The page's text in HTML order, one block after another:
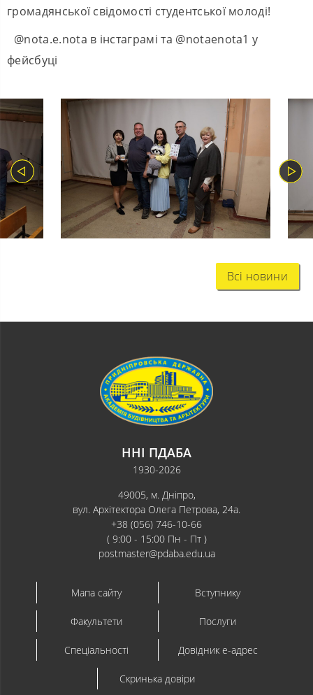
громадянської свідомості студентської молоді!
@nota.e.nota в інстаграмі та @notaenota1 у
фейсбуці
Всі новини
ННІ ПДАБА
1930-2026
49005, м. Дніпро,
вул. Архітектора Олега Петрова, 24а.
+38 (056) 746-10-66
( 9:00 - 15:00 Пн - Пт )
postmaster@pdaba.edu.ua
Мапа сайту Вступнику
Факультети Послуги
Спеціальності Довідник e-адрес
Скринька довіри